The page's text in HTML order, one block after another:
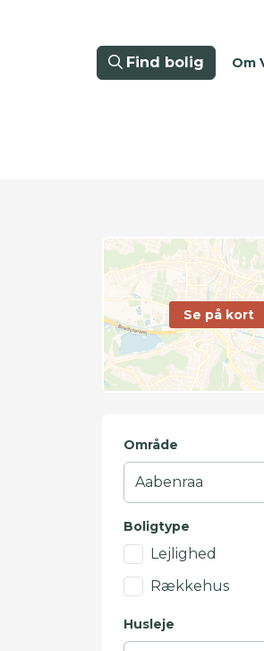
Find bolig Om
Se på kort
Område
Boligtype
Lejlighed
Rækkehus
Husleje